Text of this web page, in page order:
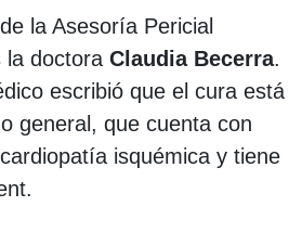
la Asesoría Pericial
la doctora Claudia Becerra.
escribió que el cura está
general, que cuenta con
isquémica y tiene